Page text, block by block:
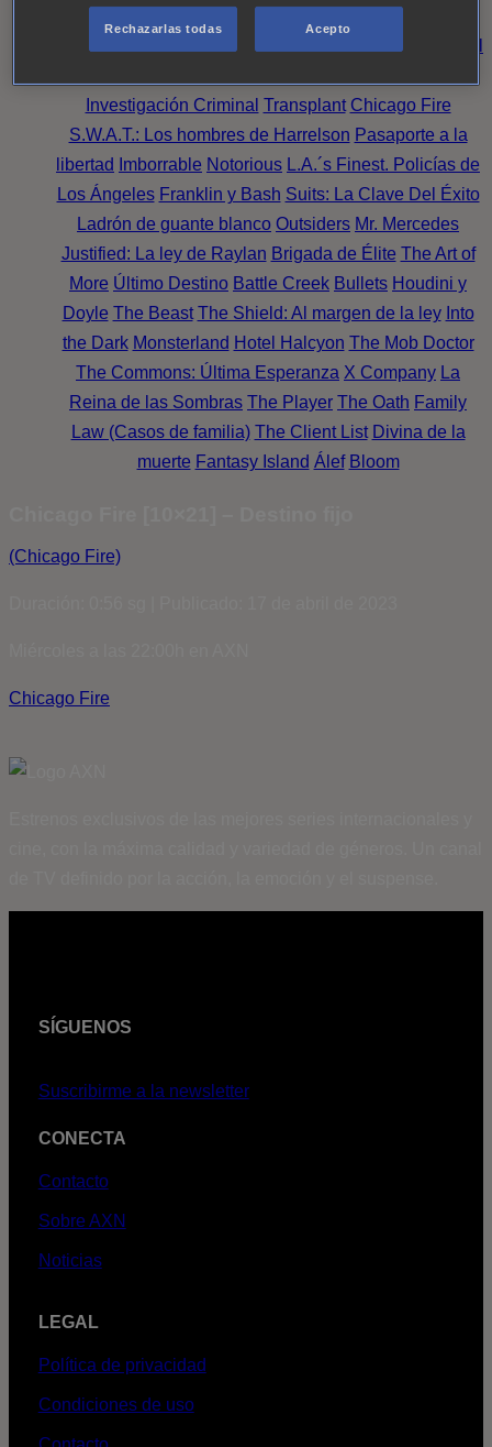
Investigación Criminal Transplant Chicago Fire
S.W.A.T.: Los hombres de Harrelson Pasaporte a la
libertad
Imborrable Notorious L.A.´s Finest. Policías de
Los Ángeles Franklin y Bash Suits: La Clave Del Éxito
Ladrón de guante blanco Outsiders Mr. Mercedes
Justified: La ley de Raylan Brigada de Élite The Art of
More Último Destino Battle Creek Bullets Houdini y
Doyle The Beast The Shield: Al margen de la ley Into
the Dark Monsterland Hotel Halcyon The Mob Doctor
The Commons: Última Esperanza X Company La
Reina de las Sombras The Player The Oath Family
Law (Casos de familia) The Client List Divina de la
muerte Fantasy Island Álef Bloom
(Chicago Fire)
Chicago Fire
SÍGUENOS
Suscribirme a la newsletter
CONECTA
Contacto
Sobre AXN
Noticias
LEGAL
Política de privacidad
Condiciones de uso
Rechazarlas todas Acepto